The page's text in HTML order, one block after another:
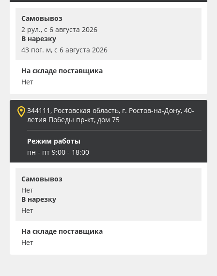
Самовывоз
2 рул., с 6 августа 2026
В нарезку
43 пог. м, с 6 августа 2026
На складе поставщика
Нет
344111, Ростовская область, г. Ростов-на-Дону, 40-
летия Победы пр-кт, дом 75
Режим работы
пн - пт 9:00 - 18:00
Самовывоз
Нет
В нарезку
Нет
На складе поставщика
Нет